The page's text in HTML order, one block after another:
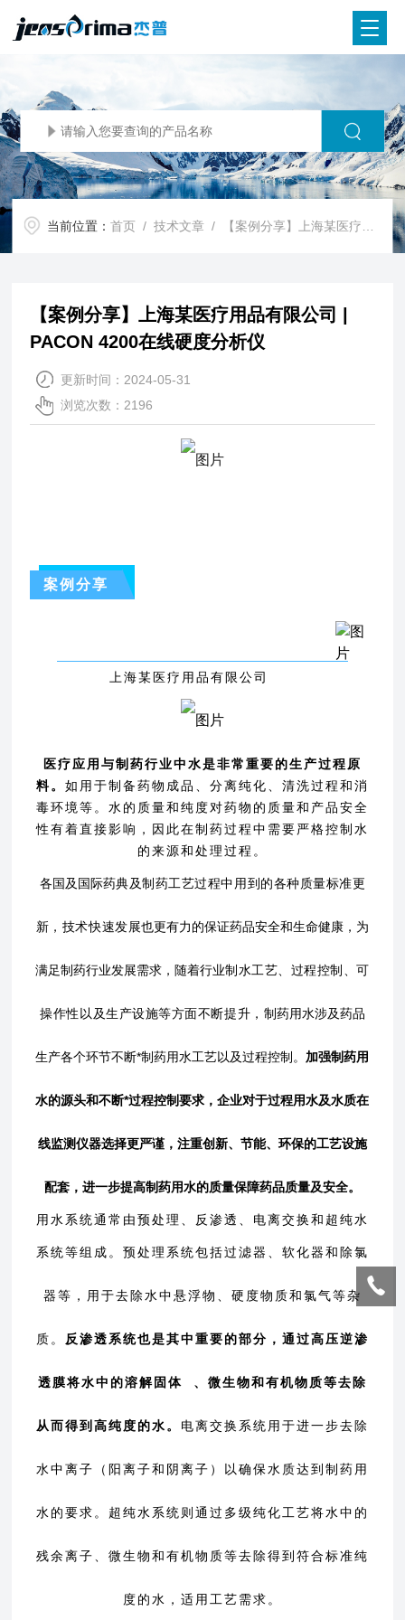
当前位置：首页 /技术文章 / 【案例分享】上海某医疗用品有限公司 | PACON 4200在线硬度分析仪
【案例分享】上海某医疗用品有限公司 |
PACON 4200在线硬度分析仪
更新时间：2024-05-31
浏览次数：2196
案例分享
上海某医疗用品有限公司
医疗应用与制药行业中水是非常重要的生产过程原
料。 如用于制备药物成品、分离纯化、清洗过程和消
毒环境等。水的质量和纯度对药物的质量和产品安全
性有着直接影响，因此在制药过程中需要严格控制水
的来源和处理过程。
各国及国际药典及制药工艺过程中用到的各种质量标准更
新，技术快速发展也更有力的保证药品安全和生命健康，为
满足制药行业发展需求，随着行业制水工艺、过程控制、可
操作性以及生产设施等方面不断提升， 制药用水涉及药品
生产各个环节不断*制药用水工艺以及过程控制。 加强制药用
水的源头和不断*过程控制要求，企业对于过程用水及水质在
线监测仪器选择更严谨，注重创新、节能、环保的工艺设施
配套，进一步提高制药用水的质量保障药品质量及安全。
用水系统通常由预处理、反渗透、电离交换和超纯水
系统等组成。 预处理系统包括过滤器、软化器和除氯
器等，用于去除水中悬浮物、硬度物质和氯气等杂
质。 反渗透系统也是其中重要的部分，通过高压逆渗
透膜将水中的溶解固体 、微生物和有机物质等去除
从而得到高纯度的水。 电离交换系统用于进一步去除
水中离子（阳离子和阴离子）以确保水质达到制药用
水的要求。 超纯水系统则通过多级纯化工艺将水中的
残余离子、微生物和有机物质等去除得到符合标准纯
度的水，适用工艺需求。